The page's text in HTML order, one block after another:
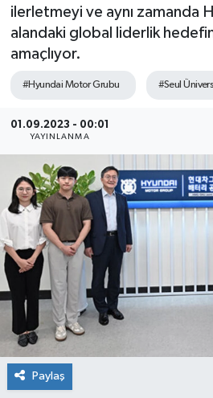
ilerletmeyi ve aynı zamanda
alandaki global liderlik
amaçlıyor.
#Hyundai Motor Grubu #Seul
01.09.2023 - 00:01
YAYINLANMA
Paylaş
SEKTÖR
SÖYLEŞİ
ÜLKE
YAŞAM